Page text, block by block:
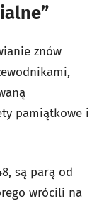
znów
pamiątkowe i
są parą od
wrócili na